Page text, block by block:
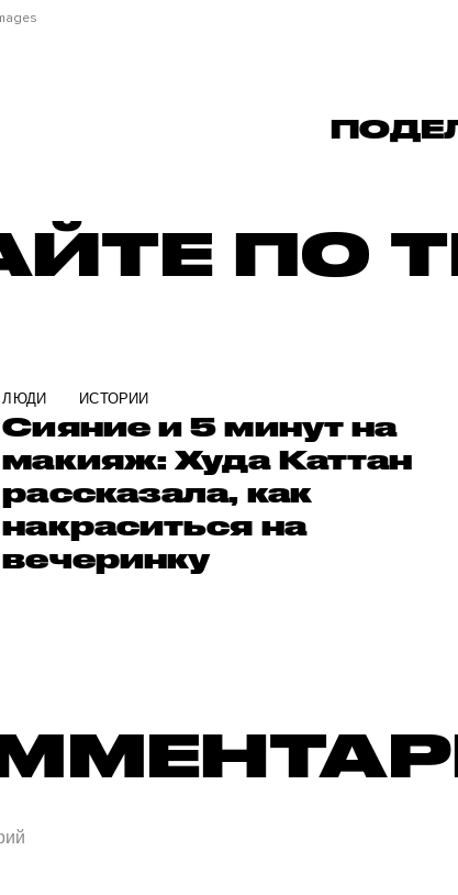
ПО
ЛЮДИ ИСТОРИИ
Сияние и 5 минут на
макияж: Худа Каттан
рассказала, как
накраситься на
вечеринку